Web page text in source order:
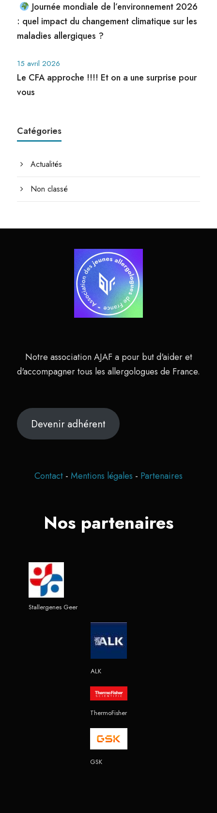
Journée mondiale de l’environnement 2026
: quel impact du changement climatique sur les
maladies allergiques ?
15 avril 2026
Le CFA approche !!!! Et on a une surprise pour
vous
Catégories
Actualités
Non classé
Notre association AJAF a pour but d'aider et
d'accompagner tous les allergologues de France.
Devenir adhérent
Contact - Mentions légales - Partenaires
Nos partenaires
Stallergenes Geer
ALK
ThermoFisher
GSK